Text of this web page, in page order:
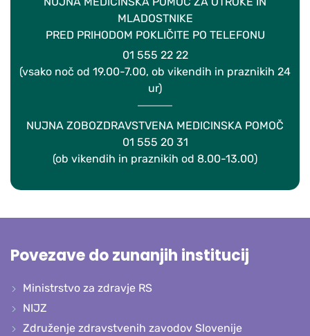
MLADOSTNIKE
PRED PRIHODOM POKLIČITE PO TELEFONU
01 555 22 22
(vsako noč od 19.00-7.00, ob vikendih in praznikih 24
ur)
NUJNA ZOBOZDRAVSTVENA MEDICINSKA POMOČ
01 555 20 31
(ob vikendih in praznikih od 8.00-13.00)
Povezave do zunanjih institucij
Ministrstvo za zdravje RS
NIJZ
Združenje zdravstvenih zavodov Slovenije